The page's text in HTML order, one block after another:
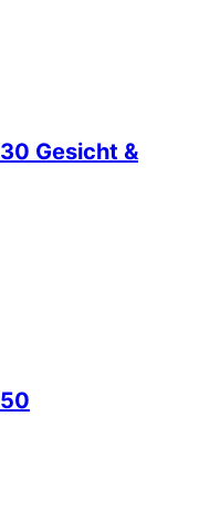
Gesicht &